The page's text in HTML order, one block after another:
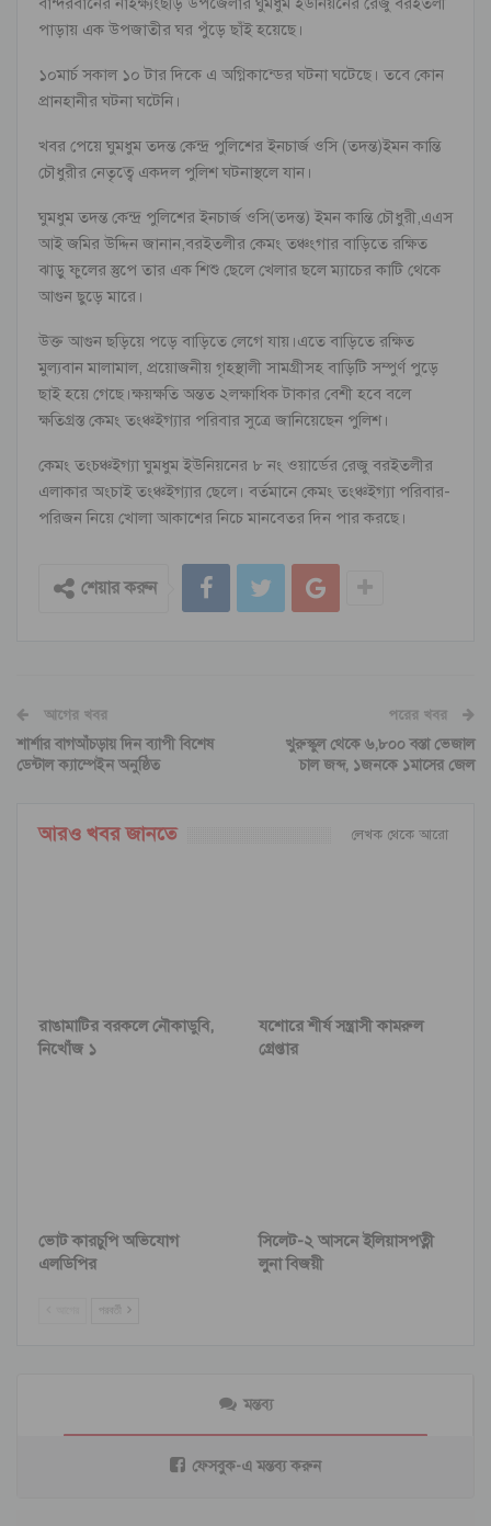
পাড়ায় এক উপজাতীর ঘর পুঁড়ে ছাঁই হয়েছে।
১০মার্চ সকাল ১০ টার দিকে এ অগ্নিকান্ডের ঘটনা ঘটেছে। তবে কোন
প্রানহানীর ঘটনা ঘটেনি।
খবর পেয়ে ঘুমধুম তদন্ত কেন্দ্র পুলিশের ইনচার্জ ওসি (তদন্ত)ইমন কান্তি
চৌধুরীর নেতৃত্বে একদল পুলিশ ঘটনাস্থলে যান।
ঘুমধুম তদন্ত কেন্দ্র পুলিশের ইনচার্জ ওসি(তদন্ত) ইমন কান্তি চৌধুরী,এএস
আই জমির উদ্দিন জানান,বরইতলীর কেমং তঞ্চংগার বাড়িতে রক্ষিত
ঝাড়ু ফুলের স্তুপে তার এক শিশু ছেলে খেলার ছলে ম্যাচের কাটি থেকে
আগুন ছুড়ে মারে।
উক্ত আগুন ছড়িয়ে পড়ে বাড়িতে লেগে যায়।এতে বাড়িতে রক্ষিত
মুল্যবান মালামাল, প্রয়োজনীয় গৃহস্থালী সামগ্রীসহ বাড়িটি সম্পুর্ণ পুড়ে
ছাই হয়ে গেছে।ক্ষয়ক্ষতি অন্তত ২লক্ষাধিক টাকার বেশী হবে বলে
ক্ষতিগ্রস্ত কেমং তংঞ্চইগ্যার পরিবার সুত্রে জানিয়েছেন পুলিশ।
কেমং তংচঞ্চইগ্যা ঘুমধুম ইউনিয়নের ৮ নং ওয়ার্ডের রেজু বরইতলীর
এলাকার অংচাই তংঞ্চইগ্যার ছেলে। বর্তমানে কেমং তংঞ্চইগ্যা পরিবার-
পরিজন নিয়ে খোলা আকাশের নিচে মানবেতর দিন পার করছে।
শেয়ার করুন
আগের খবর
শার্শার বাগআঁচড়ায় দিন ব্যাপী বিশেষ
ডেন্টাল ক্যাম্পেইন অনুষ্ঠিত
পরের খবর
খুরুস্কুল থেকে ৬,৮০০ বস্তা ভেজাল
চাল জব্দ, ১জনকে ১মাসের জেল
আরও খবর জানতে লেখক থেকে আরো
রাঙামাটির বরকলে নৌকাডুবি,
নিখোঁজ ১
যশোরে শীর্ষ সন্ত্রাসী কামরুল
গ্রেপ্তার
ভোট কারচুপি অভিযোগ
এলডিপির
সিলেট-২ আসনে ইলিয়াসপত্নী
লুনা বিজয়ী
পরবর্তী
মন্তব্য
ফেসবুক-এ মন্তব্য করুন